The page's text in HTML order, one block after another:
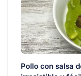
Pollo con salsa